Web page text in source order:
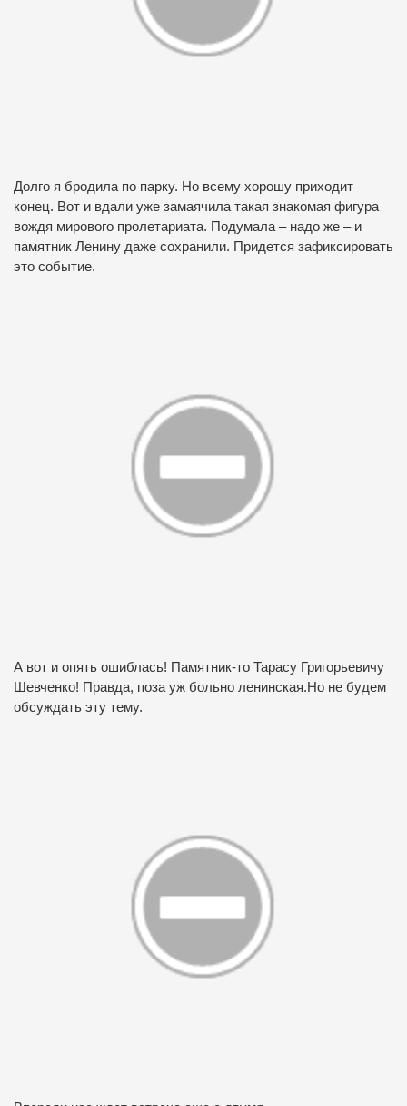
Долго я бродила по парку. Но всему хорошу приходит
конец. Вот и вдали уже замаячила такая знакомая фигура
вождя мирового пролетариата. Подумала – надо же – и
памятник Ленину даже сохранили. Придется зафиксировать
это событие.
А вот и опять ошиблась! Памятник-то Тарасу Григорьевичу
Шевченко! Правда, поза уж больно ленинская.Но не будем
обсуждать эту тему.